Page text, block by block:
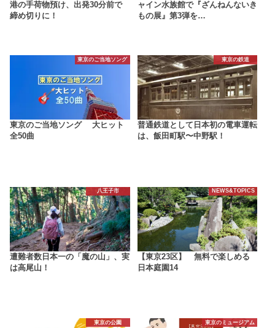
港の手荷物預け、出発30分前で
締め切りに！
ャイン水族館で『ざんねんないき
もの展』第3弾を…
東京のご当地ソング
東京のご当地ソング 大ヒット
全50曲
東京の鉄道
普通鉄道として日本初の電車運転
は、飯田町駅〜中野駅！
八王子市
遭難者数日本一の「魔の山」、実
は高尾山！
NEWS&TOPICS
【東京23区】 無料で楽しめる
日本庭園14
東京の公園 東京のミュージアム